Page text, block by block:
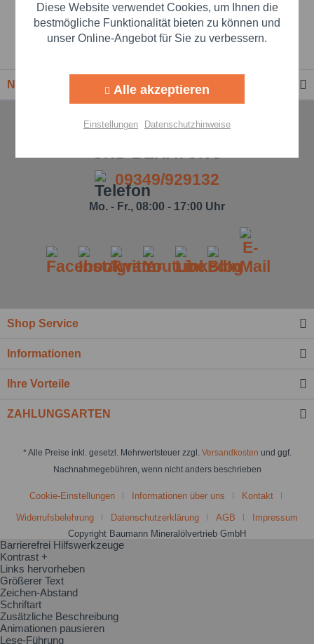
Beste Markenqualität
Newsletter
TELEFONISCHE UNTERSTÜTZUNG
UND BERATUNG
09349/929132
Mo. - Fr., 08:00 - 17:00 Uhr
Shop Service
Informationen
Ihre Vorteile
ZAHLUNGSARTEN
* Alle Preise inkl. gesetzl. Mehrwertsteuer zzgl. Versandkosten und ggf.
Nachnahmegebühren, wenn nicht anders beschrieben
Cookie-Einstellungen Informationen über uns Kontakt
Widerrufsbelehrung Datenschutzerklärung AGB
Impressum
Copyright Baumann Mineralölvertrieb GmbH
Marketing Aktiv
Personalisierung Aktiv
Einstellungen speichern
Diese Website verwendet Cookies, um Ihnen die
bestmögliche Funktionalität bieten zu können und
unser Online-Angebot für Sie zu verbessern.
Alle akzeptieren
Einstellungen Datenschutzhinweise
Barrierefrei Hilfswerkzeuge
Kontrast +
Links hervorheben
Größerer Text
Zeichen-Abstand
Schriftart
Zusätzliche Beschreibung
Animationen pausieren
Lese-Führung